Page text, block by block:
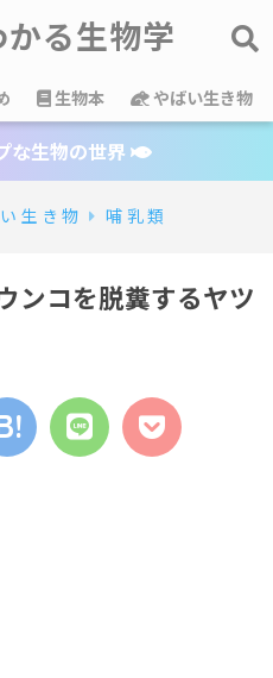
る生物学
生物本 やばい生き物
な生物の世界
生き物 哺乳類
ンコを脱糞するヤツ